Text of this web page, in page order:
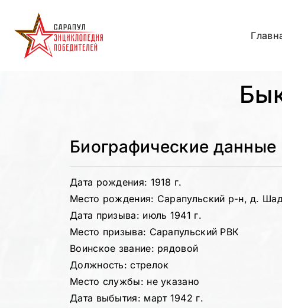
Биографические данные
Дата рождения: 1918 г.
Место рождения: Сарапульский р-н, д.
Дата призыва: июль 1941 г.
Место призыва: Сарапульский РВК
Воинское звание: рядовой
Должность: стрелок
Место службы: не указано
Дата выбытия: март 1942 г.